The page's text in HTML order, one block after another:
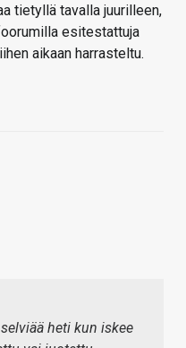
tietyllä tavalla juurilleen,
esitestattuja
aikaan harrasteltu.
heti kun iskee